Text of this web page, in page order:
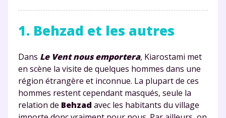
1. Behzad et les autres
Dans Le Vent nous emportera, Kiarostami met
en scène la visite de quelques hommes dans une
région étrangère et inconnue. La plupart de ces
hommes restent cependant masqués, seule la
relation de Behzad avec les habitants du village